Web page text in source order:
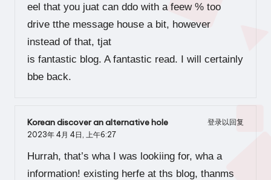
eel that you juat can ddo with a feew % too
drive tthe message house a bit, however
instead of that, tjat
is fantastic blog. A fantastic read. I will certainly
bbe back.
Korean discover an alternative hole
登录以回复
2023年 4月 4日,
上午6:27
Hurrah, that’s wha I was lookiing for, wha a
information! existing herfe at ths blog, thanms